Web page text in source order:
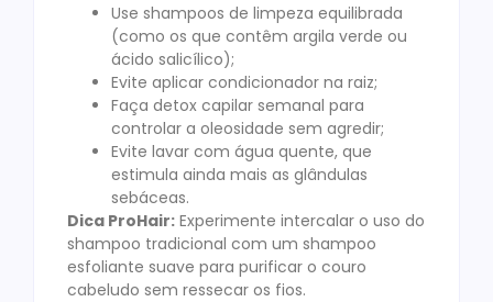
Use shampoos de limpeza equilibrada
(como os que contêm argila verde ou
ácido salicílico);
Evite aplicar condicionador na raiz;
Faça detox capilar semanal para
controlar a oleosidade sem agredir;
Evite lavar com água quente, que
estimula ainda mais as glândulas
sebáceas.
Dica ProHair: Experimente intercalar o uso do
shampoo tradicional com um shampoo
esfoliante suave para purificar o couro
cabeludo sem ressecar os fios.